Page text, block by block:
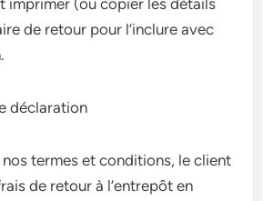
imprimer (ou copier les détails
de retour pour l’inclure avec
déclaration
termes et conditions, le client
de retour à l’entrepôt en